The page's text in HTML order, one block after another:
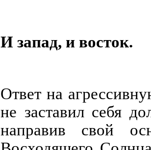
И запад, и восток.
Ответ на
не заставил себя
направив свой